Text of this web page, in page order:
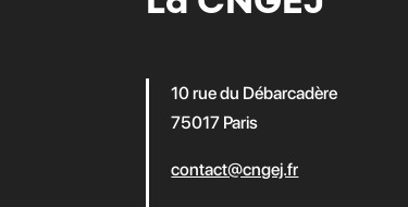
10 rue du Débarcadère
75017 Paris
contact@cngej.fr